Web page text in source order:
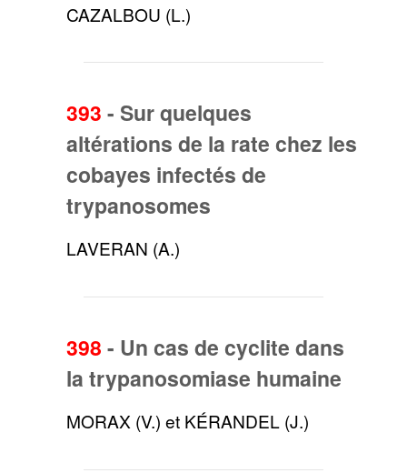
CAZALBOU (L.)
393 - Sur quelques
altérations de la rate chez les
cobayes infectés de
trypanosomes
LAVERAN (A.)
398 - Un cas de cyclite dans
la trypanosomiase humaine
MORAX (V.) et KÉRANDEL (J.)